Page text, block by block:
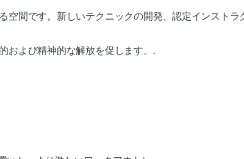
空間です。新しいテクニックの開発、認定インストラ
および精神的な解放を促します。.